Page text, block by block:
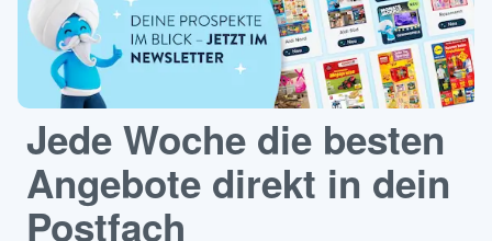
Jede Woche die besten
Angebote direkt in dein
Postfach